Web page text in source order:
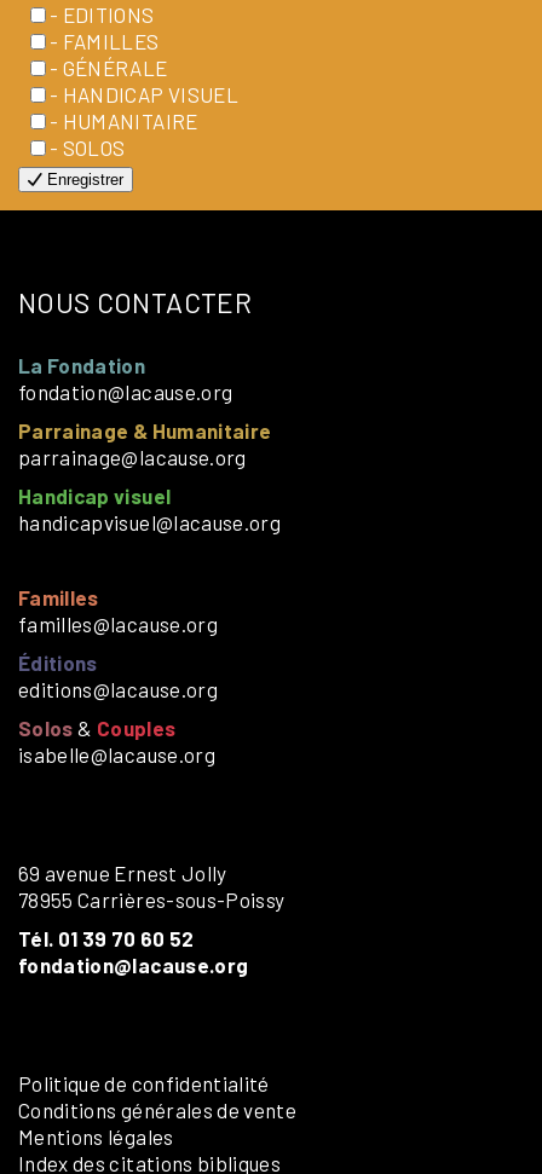
- EDITIONS
- FAMILLES
- GÉNÉRALE
- HANDICAP VISUEL
- HUMANITAIRE
- SOLOS
Enregistrer
NOUS CONTACTER
La Fondation
fondation@lacause.org
Parrainage & Humanitaire
parrainage@lacause.org
Handicap visuel
handicapvisuel@lacause.org
Familles
familles@lacause.org
Éditions
editions@lacause.org
Solos & Couples
isabelle@lacause.org
69 avenue Ernest Jolly
78955 Carrières-sous-Poissy
Tél. 01 39 70 60 52
fondation@lacause.org
Politique de confidentialité
Conditions générales de vente
Mentions légales
Index des citations bibliques